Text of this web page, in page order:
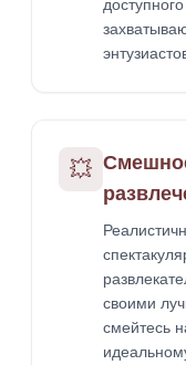
💥
своими
смейтесь